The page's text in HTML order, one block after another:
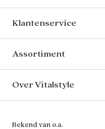
Klantenservice
Assortiment
Over Vitalstyle
Bekend van o.a.